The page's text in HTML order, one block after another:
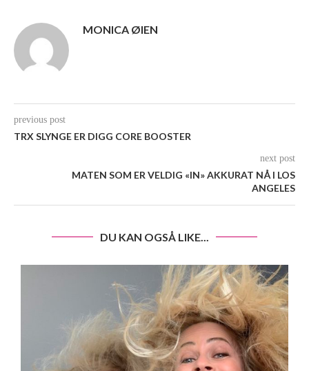
MONICA ØIEN
previous post
TRX SLYNGE ER DIGG CORE BOOSTER
next post
MATEN SOM ER VELDIG «IN» AKKURAT NÅ I LOS
ANGELES
DU KAN OGSÅ LIKE...